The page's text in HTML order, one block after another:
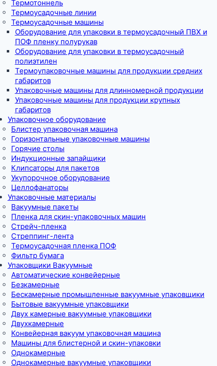
Термотоннель
Термоусадочные линии
Термоусадочные машины
Оборудование для упаковки в термоусадочный ПВХ и
ПОФ пленку полурукав
Оборудование для упаковки в термоусадочный
полиэтилен
Термоупаковочные машины для продукции средних
габаритов
Упаковочные машины для длинномерной продукции
Упаковочные машины для продукции крупных
габаритов
Упаковочное оборудование
Блистер упаковочная машина
Горизонтальные упаковочные машины
Горячие столы
Индукционные запайщики
Клипсаторы для пакетов
Укупорочное оборудование
Целлофанаторы
Упаковочные материалы
Вакуумные пакеты
Пленка для скин-упаковочных машин
Стрейч-пленка
Стреппинг-лента
Термоусадочная пленка ПОФ
Фильтр бумага
Упаковщики Вакуумные
Автоматические конвейерные
Безкамерные
Бескамерные промышленные вакуумные упаковщики
Бытовые вакуумные упаковщики
Двух камерные вакуумные упаковщики
Двухкамерные
Конвейерная вакуум упаковочная машина
Машины для блистерной и скин-упаковки
Однокамерные
Однокамерные вакуумные упаковщики